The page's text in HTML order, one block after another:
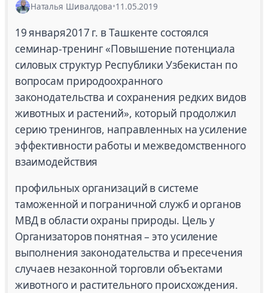
Наталья Шивалдова•11.05.2019
19 января2017 г. в Ташкенте состоялся
семинар-тренинг «Повышение потенциала
силовых структур Республики Узбекистан по
вопросам природоохранного
законодательства и сохранения редких видов
животных и растений», который продолжил
серию тренингов, направленных на усиление
эффективности работы и межведомственного
взаимодействия
профильных организаций в системе
таможенной и пограничной служб и органов
МВД в области охраны природы. Цель у
Организаторов понятная – это усиление
выполнения законодательства и пресечения
случаев незаконной торговли объектами
животного и растительного происхождения.